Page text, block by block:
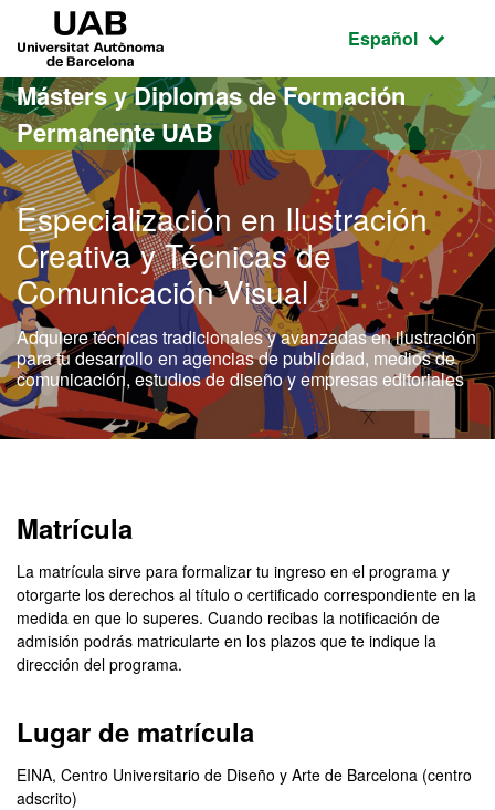
Acceso al contenido principal
Acceso a la navegación de la página
Idioma
Español
Másters y Diplomas de Formación
Permanente UAB
Especialización en Ilustración
Creativa y Técnicas de
Comunicación Visual
Adquiere técnicas tradicionales y avanzadas en ilustración
para tu desarrollo en agencias de publicidad, medios de
comunicación, estudios de diseño y empresas editoriales
Matrícula
La matrícula sirve para formalizar tu ingreso en el programa y
otorgarte los derechos al título o certificado correspondiente en la
medida en que lo superes. Cuando recibas la notificación de
admisión podrás matricularte en los plazos que te indique la
dirección del programa.
Lugar de matrícula
EINA, Centro Universitario de Diseño y Arte de Barcelona (centro
adscrito)